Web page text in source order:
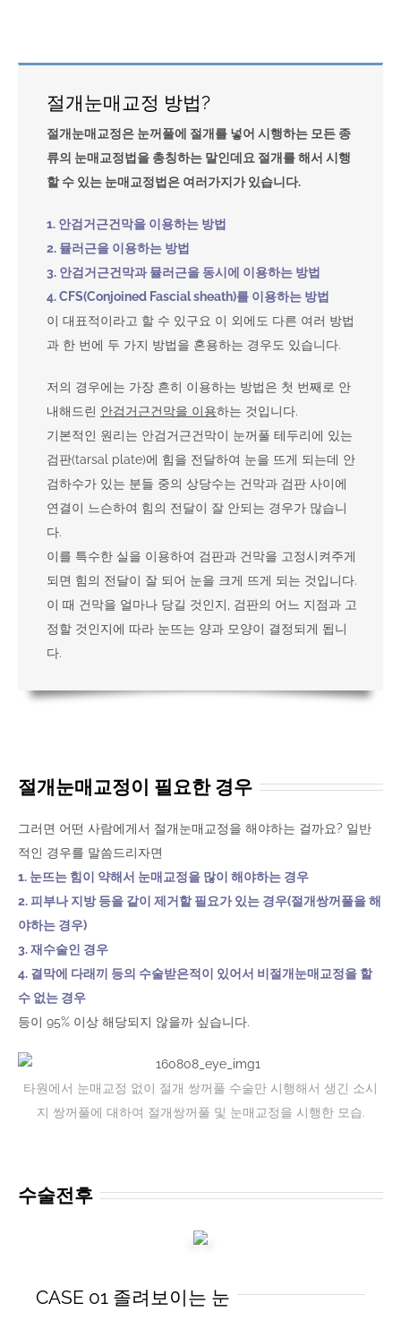
절개눈매교정 방법?
절개눈매교정은 눈꺼풀에 절개를 넣어 시행하는 모든 종
류의 눈매교정법을 총칭하는 말인데요 절개를 해서 시행
할 수 있는 눈매교정법은 여러가지가 있습니다.
1. 안검거근건막을 이용하는 방법
2. 뮬러근을 이용하는 방법
3. 안검거근건막과 뮬러근을 동시에 이용하는 방법
4. CFS(Conjoined Fascial sheath)를 이용하는 방법
이 대표적이라고 할 수 있구요 이 외에도 다른 여러 방법
과 한 번에 두 가지 방법을 혼용하는 경우도 있습니다.
저의 경우에는 가장 흔히 이용하는 방법은 첫 번째로 안
내해드린 안검거근건막을 이용하는 것입니다.
기본적인 원리는 안검거근건막이 눈꺼풀 테두리에 있는
검판(tarsal plate)에 힘을 전달하여 눈을 뜨게 되는데 안
검하수가 있는 분들 중의 상당수는 건막과 검판 사이에
연결이 느슨하여 힘의 전달이 잘 안되는 경우가 많습니
다.
이를 특수한 실을 이용하여 검판과 건막을 고정시켜주게
되면 힘의 전달이 잘 되어 눈을 크게 뜨게 되는 것입니다.
이 때 건막을 얼마나 당길 것인지, 검판의 어느 지점과 고
정할 것인지에 따라 눈뜨는 양과 모양이 결정되게 됩니
다.
절개눈매교정이 필요한 경우
그러면 어떤 사람에게서 절개눈매교정을 해야하는 걸까요? 일반
적인 경우를 말씀드리자면
1. 눈뜨는 힘이 약해서 눈매교정을 많이 해야하는 경우
2. 피부나 지방 등을 같이 제거할 필요가 있는 경우(절개쌍꺼풀을 해
야하는 경우)
3. 재수술인 경우
4. 결막에 다래끼 등의 수술받은적이 있어서 비절개눈매교정을 할
수 없는 경우
등이 95% 이상 해당되지 않을까 싶습니다.
타원에서 눈매교정 없이 절개 쌍꺼풀 수술만 시행해서 생긴 소시
지 쌍꺼풀에 대하여 절개쌍꺼풀 및 눈매교정을 시행한 모습.
수술전후
CASE 01 졸려보이는 눈